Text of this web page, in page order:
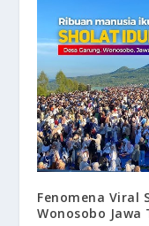
Fenomena Viral
Wonosobo Jawa